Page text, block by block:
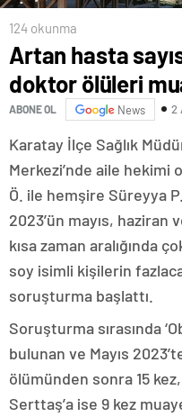
124 okunma
Artan hasta
doktor ölüleri
ABONE OL News 2
Karatay İlçe Sağlık
Merkezi’nde aile hekimi
Ö. ile hemşire Süreyya
2023’ün mayıs, haziran
kısa zaman aralığında
soy isimli kişilerin
soruşturma başlattı.
Soruşturma sırasında
bulunan ve Mayıs
ölümünden sonra 15
Serttaş’a ise 9 kez